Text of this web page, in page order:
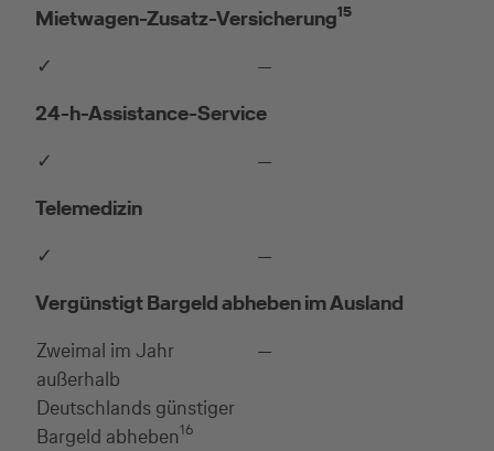
Mietwagen-Zusatz-Versicherung15
✓
—
24-h-Assistance-Service
✓
—
Telemedizin
✓
—
Vergünstigt Bargeld abheben im Ausland
Zweimal im Jahr
außerhalb
Deutschlands günstiger
Bargeld abheben16
—